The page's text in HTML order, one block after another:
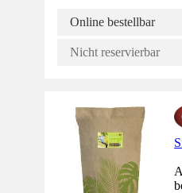
Online bestellbar
Nicht reservierbar